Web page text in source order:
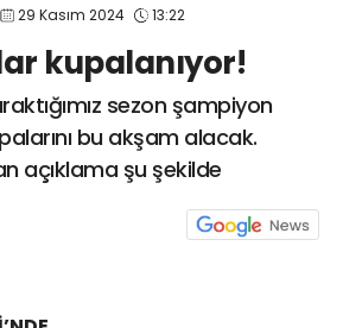
29 Kasım 2024 13:22
kupalanıyor!
sezon şampiyon
bu akşam alacak.
açıklama şu şekilde
info@spor41.com